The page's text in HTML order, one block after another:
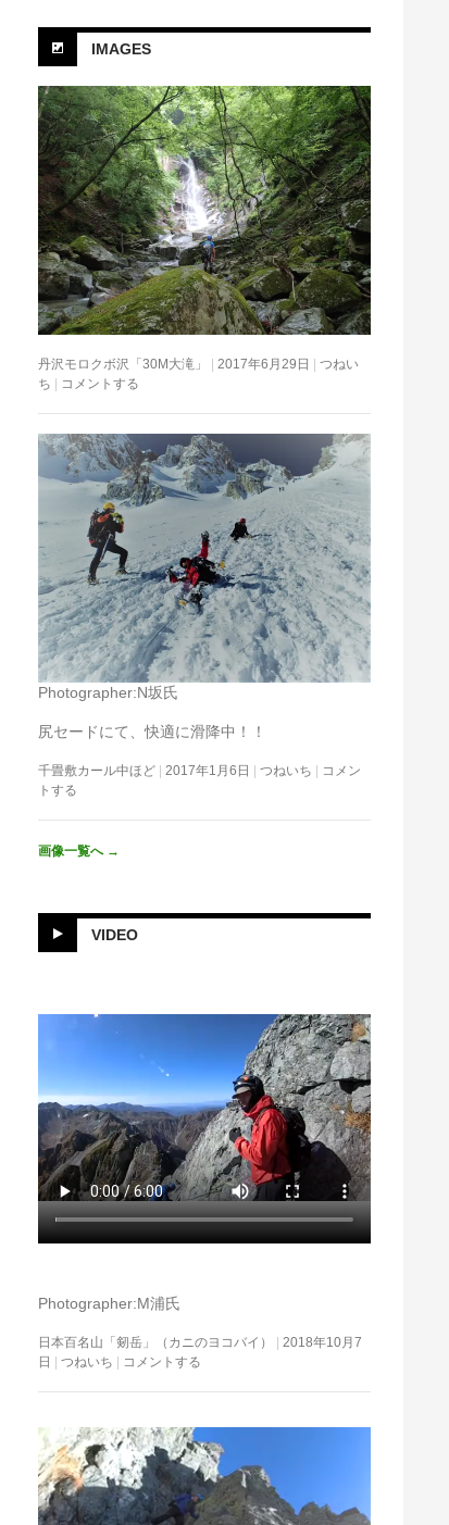
IMAGES
丹沢モロクボ沢「30M大滝」 2017年6月29日
つねい
ち
コメントする
Photographer:N坂氏
尻セードにて、快適に滑降中！！
千畳敷カール中ほど 2017年1月6日 つねいち
コメン
トする
画像一覧へ →
VIDEO
Photographer:M浦氏
日本百名山「剱岳」（カニのヨコバイ）
2018年10月7
日
つねいち コメントする